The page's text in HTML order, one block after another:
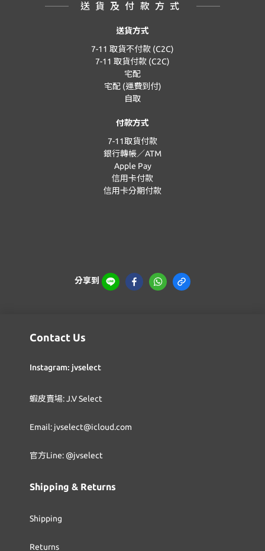
送貨及付款方式
送貨方式
7-11 取貨不付款 (C2C)
7-11 取貨付款 (C2C)
宅配
宅配 (運費到付)
自取
付款方式
7-11取貨付款
銀行轉帳／ATM
Apple Pay
信用卡付款
信用卡分期付款
分享到
Contact Us
Instagram: jvselect
蝦皮賣場: J.V Select
Email: jvselect@icloud.com
官方Line: @jvselect
Shipping & Returns
Shipping
Returns